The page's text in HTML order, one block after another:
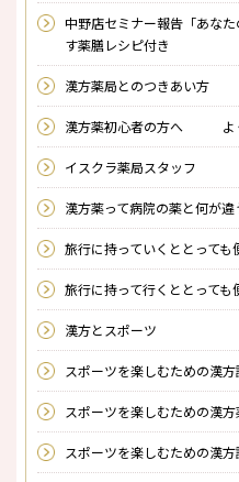
中野店セミナー報告「あな
す薬膳レシピ付き
漢方薬局とのつきあい方
漢方薬初心者の方へ よ
イスクラ薬局スタッフ
漢方薬って病院の薬と何が違
旅行に持っていくととって
旅行に持って行くととって
漢方とスポーツ
スポーツを楽しむための漢
スポーツを楽しむための漢
スポーツを楽しむための漢